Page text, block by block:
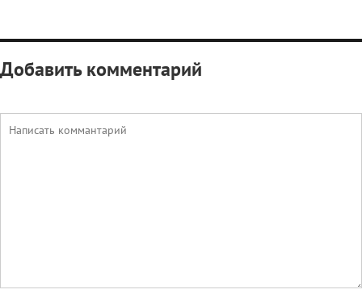
Добавить комментарий